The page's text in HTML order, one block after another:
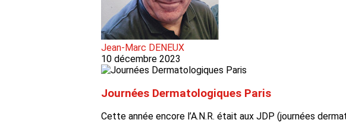
Jean-Marc DENEUX
10 décembre 2023
Journées Dermatologiques Paris
Cette année encore l’A.N.R. était aux JDP (journées